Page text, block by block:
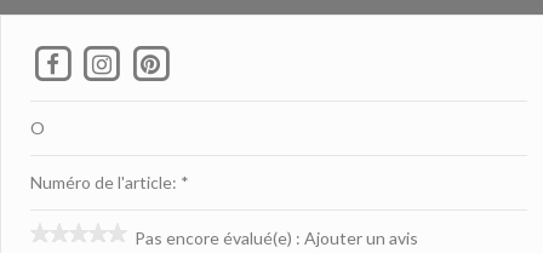
O
Numéro de l'article: *
Pas encore évalué(e) : Ajouter un avis